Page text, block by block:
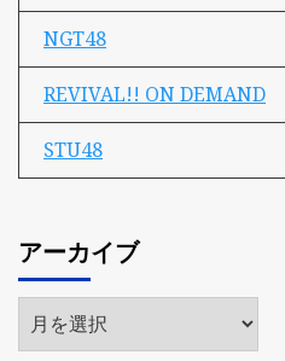
NGT48
REVIVAL!! ON DEMAND
STU48
アーカイブ
ア
ー